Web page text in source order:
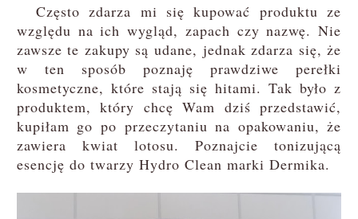
Często zdarza mi się kupować produktu ze
względu na ich wygląd, zapach czy nazwę. Nie
zawsze te zakupy są udane, jednak zdarza się, że
w ten sposób poznaję prawdziwe perełki
kosmetyczne, które stają się hitami. Tak było z
produktem, który chcę Wam dziś przedstawić,
kupiłam go po przeczytaniu na opakowaniu, że
zawiera kwiat lotosu. Poznajcie tonizującą
esencję do twarzy Hydro Clean marki Dermika.